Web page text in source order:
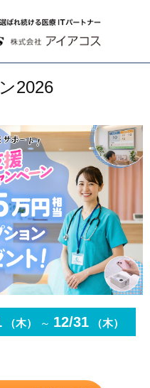
2026
（木） ～ 12/31 （木）